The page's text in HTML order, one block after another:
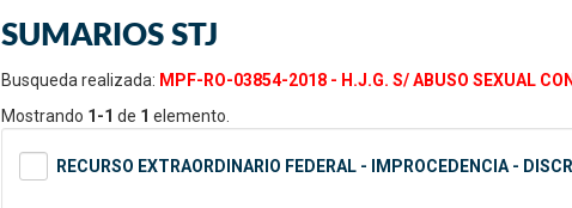
SUMARIOS STJ
Busqueda realizada: MPF-RO-03854-2018 - H.J.G. S/ ABUSO SEXUAL
Mostrando 1-1 de 1 elemento.
RECURSO EXTRAORDINARIO FEDERAL - IMPROCEDENCIA -